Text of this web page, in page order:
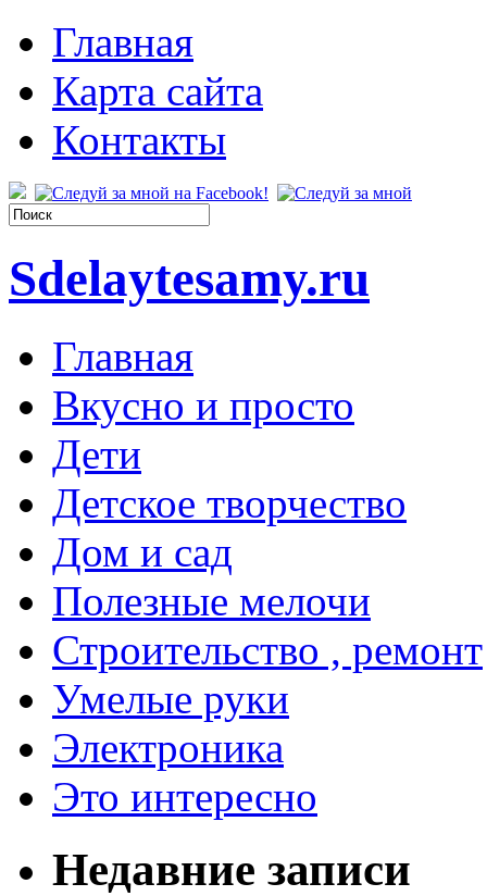
Главная
Карта сайта
Контакты
Sdelaytesamy.ru
Главная
Вкусно и просто
Дети
Детское творчество
Дом и сад
Полезные мелочи
Строительство , ремонт
Умелые руки
Электроника
Это интересно
Недавние записи